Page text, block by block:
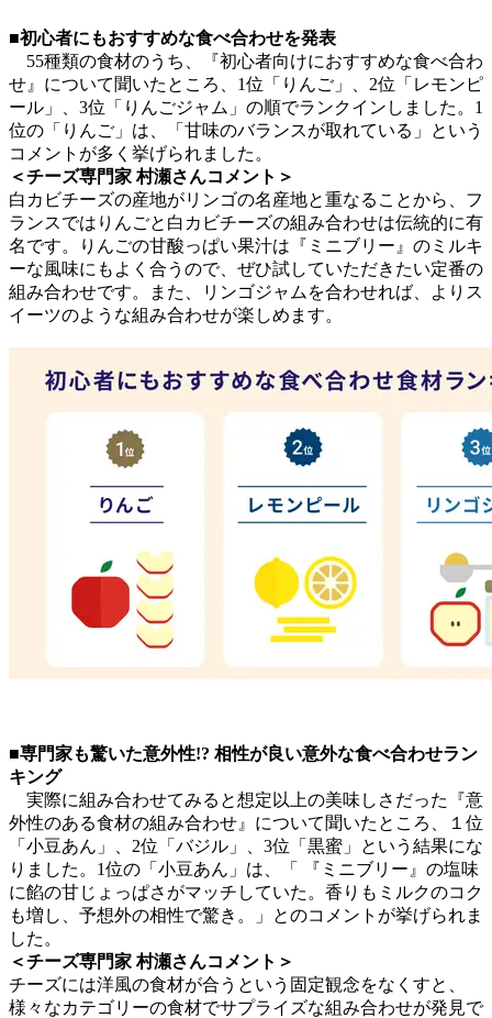
■初心者にもおすすめな食べ合わせを発表
55種類の食材のうち、『初心者向けにおすすめな食べ合わ
せ』について聞いたところ、1位「りんご」、2位「レモンピ
ール」、3位「りんごジャム」の順でランクインしました。1
位の「りんご」は、「甘味のバランスが取れている」という
コメントが多く挙げられました。
＜チーズ専門家 村瀬さんコメント＞
白カビチーズの産地がリンゴの名産地と重なることから、フ
ランスではりんごと白カビチーズの組み合わせは伝統的に有
名です。りんごの甘酸っぱい果汁は『ミニブリー』のミルキ
ーな風味にもよく合うので、ぜひ試していただきたい定番の
組み合わせです。また、リンゴジャムを合わせれば、よりス
イーツのような組み合わせが楽しめます。
■専門家も驚いた意外性!? 相性が良い意外な食べ合わせラン
キング
実際に組み合わせてみると想定以上の美味しさだった『意
外性のある食材の組み合わせ』について聞いたところ、１位
「小豆あん」、2位「バジル」、3位「黒蜜」という結果にな
りました。1位の「小豆あん」は、「 『ミニブリー』の塩味
に餡の甘じょっぱさがマッチしていた。香りもミルクのコク
も増し、予想外の相性で驚き。」とのコメントが挙げられま
した。
＜チーズ専門家 村瀬さんコメント＞
チーズには洋風の食材が合うという固定観念をなくすと、
様々なカテゴリーの食材でサプライズな組み合わせが発見で